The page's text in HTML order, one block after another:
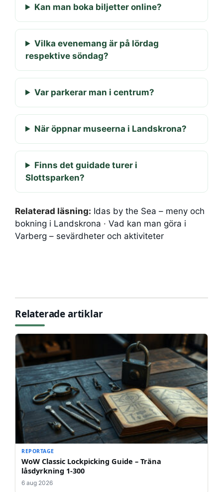
Kan man boka biljetter online?
Vilka evenemang är på lördag
respektive söndag?
Var parkerar man i centrum?
När öppnar museerna i Landskrona?
Finns det guidade turer i
Slottsparken?
Relaterad läsning: Idas by the Sea – meny och
bokning i Landskrona · Vad kan man göra i
Varberg – sevärdheter och aktiviteter
Relaterade artiklar
REPORTAGE
WoW Classic Lockpicking Guide – Träna
låsdyrkning 1-300
6 aug 2026